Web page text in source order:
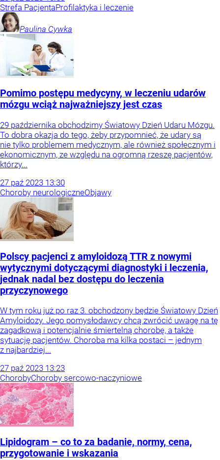
Strefa PacjentaProfilaktyka i leczenie
Paulina Cywka
Pomimo postępu medycyny, w leczeniu udarów
mózgu wciąż najważniejszy jest czas
29 października obchodzimy Światowy Dzień Udaru Mózgu.
To dobra okazja do tego, żeby przypomnieć, że udary są
nie tylko problemem medycznym, ale również społecznym i
ekonomicznym, ze względu na ogromną rzeszę pacjentów,
którzy...
27 paź 2023 13:30
Choroby neurologiczneObjawy
Polscy pacjenci z amyloidozą TTR z nowymi
wytycznymi dotyczącymi diagnostyki i leczenia,
jednak nadal bez dostępu do leczenia
przyczynowego
W tym roku już po raz 3. obchodzony będzie Światowy Dzień
Amyloidozy. Jego pomysłodawcy chcą zwrócić uwagę na tę
zagadkową i potencjalnie śmiertelną chorobę, a także
sytuację pacjentów. Choroba ma kilka postaci – jednym
z najbardziej...
27 paź 2023 13:23
ChorobyChoroby sercowo-naczyniowe
Lipidogram – co to za badanie, normy, cena,
przygotowanie i wskazania